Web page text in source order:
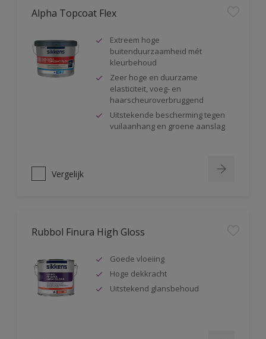
Alpha Topcoat Flex
Extreem hoge
buitenduurzaamheid mét
kleurbehoud
Zeer hoge en duurzame
elasticiteit, voeg- en
haarscheuroverbruggend
Uitstekende bescherming tegen
vuilaanhang en groene aanslag
Vergelijk
Rubbol Finura High Gloss
Goede vloeiing
Hoge dekkracht
Uitstekend glansbehoud